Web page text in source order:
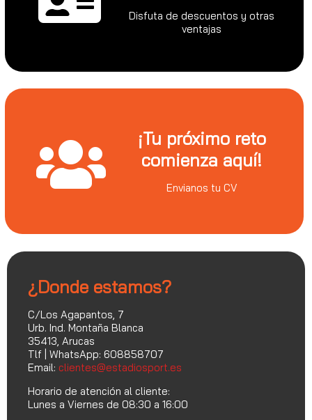
Disfuta de descuentos y otras
ventajas
¡Tu próximo reto
comienza aquí!
Envianos tu CV
¿Donde estamos?
C/Los Agapantos, 7
Urb. Ind. Montaña Blanca
35413, Arucas
Tlf | WhatsApp: 608858707
Email: clientes@estadiosport.es
Horario de atención al cliente:
Lunes a Viernes de 08:30 a 16:00